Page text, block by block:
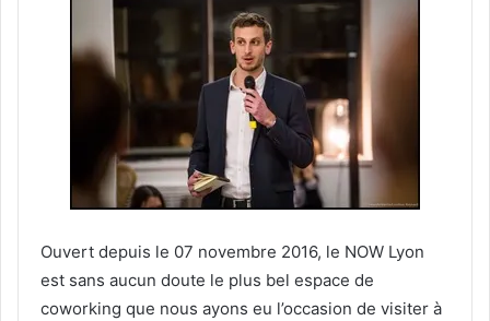
Ouvert depuis le 07 novembre 2016, le NOW Lyon
est sans aucun doute le plus bel espace de
coworking que nous ayons eu l’occasion de visiter à